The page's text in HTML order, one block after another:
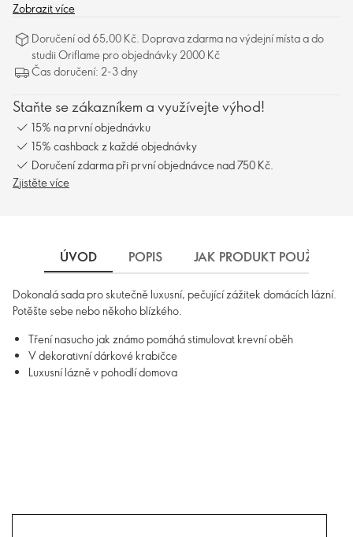
Zobrazit více
Doručení od 65,00 Kč. Doprava zdarma na výdejní místa a do
studii Oriflame pro objednávky 2000 Kč
Čas doručení: 2-3 dny
Staňte se zákazníkem a využívejte výhod!
15% na první objednávku
15% cashback z každé objednávky
Doručení zdarma při první objednávce nad 750 Kč.
Zjistěte více
ÚVOD POPIS JAK PRODUKT POUŽÍVAT
Dokonalá sada pro skutečně luxusní, pečující zážitek domácích lázní.
Potěšte sebe nebo někoho blízkého.
Tření nasucho jak známo pomáhá stimulovat krevní oběh
V dekorativní dárkové krabičce
Luxusní lázně v pohodlí domova